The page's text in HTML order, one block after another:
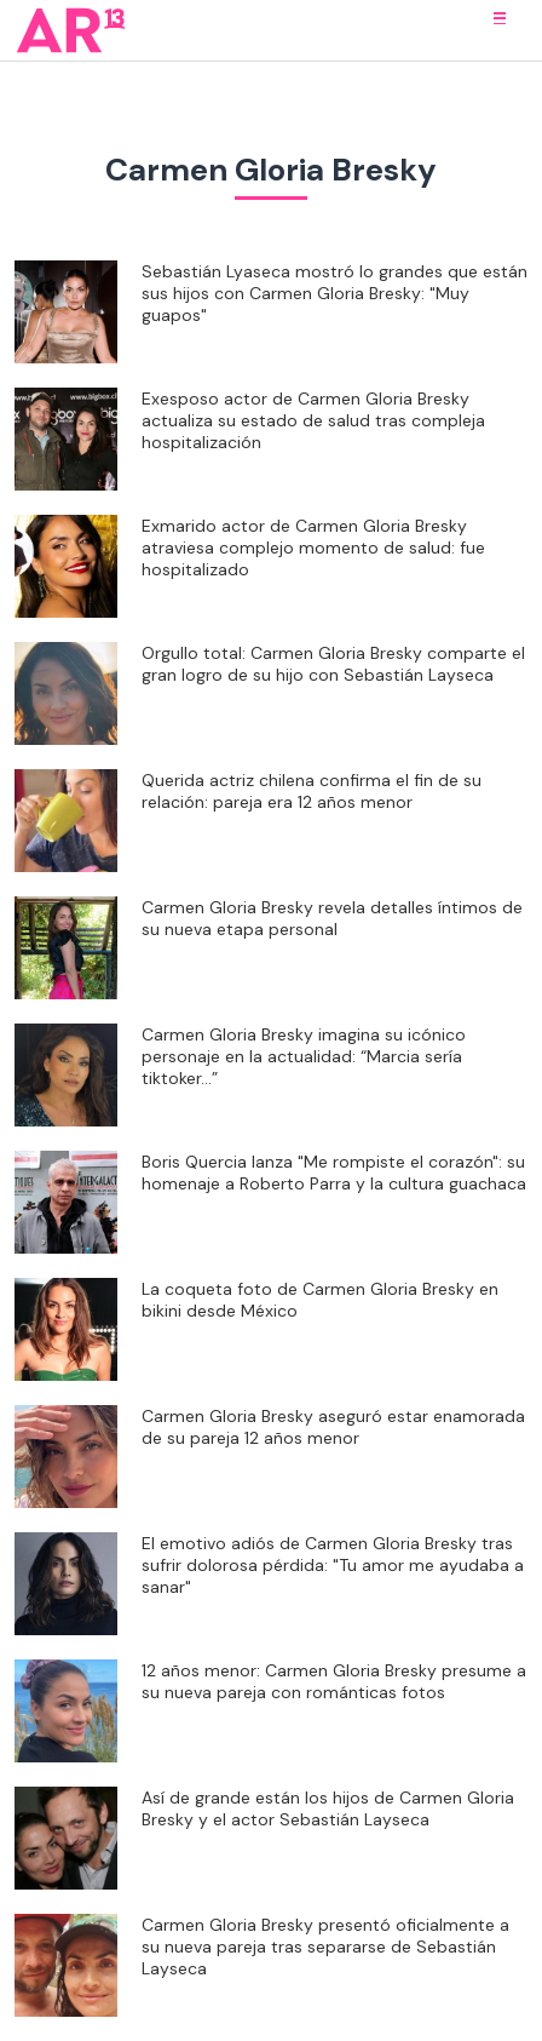
Carmen Gloria Bresky
Sebastián Lyaseca mostró lo grandes que están
sus hijos con Carmen Gloria Bresky: "Muy
guapos"
Exesposo actor de Carmen Gloria Bresky
actualiza su estado de salud tras compleja
hospitalización
Exmarido actor de Carmen Gloria Bresky
atraviesa complejo momento de salud: fue
hospitalizado
Orgullo total: Carmen Gloria Bresky comparte el
gran logro de su hijo con Sebastián Layseca
Querida actriz chilena confirma el fin de su
relación: pareja era 12 años menor
Carmen Gloria Bresky revela detalles íntimos de
su nueva etapa personal
Carmen Gloria Bresky imagina su icónico
personaje en la actualidad: “Marcia sería
tiktoker…”
Boris Quercia lanza "Me rompiste el corazón": su
homenaje a Roberto Parra y la cultura guachaca
La coqueta foto de Carmen Gloria Bresky en
bikini desde México
Carmen Gloria Bresky aseguró estar enamorada
de su pareja 12 años menor
El emotivo adiós de Carmen Gloria Bresky tras
sufrir dolorosa pérdida: "Tu amor me ayudaba a
sanar"
12 años menor: Carmen Gloria Bresky presume a
su nueva pareja con románticas fotos
Así de grande están los hijos de Carmen Gloria
Bresky y el actor Sebastián Layseca
Carmen Gloria Bresky presentó oficialmente a
su nueva pareja tras separarse de Sebastián
Layseca